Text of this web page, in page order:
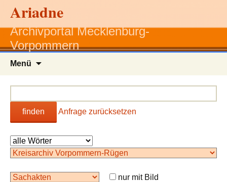
Ariadne
Archivportal Mecklenburg-
Vorpommern
Menü
finden Anfrage zurücksetzen
nur mit Bild